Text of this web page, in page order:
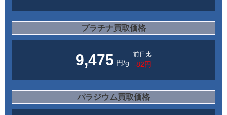
プラチナ買取価格
9,475 円/g
前日比
-82円
パラジウム買取価格